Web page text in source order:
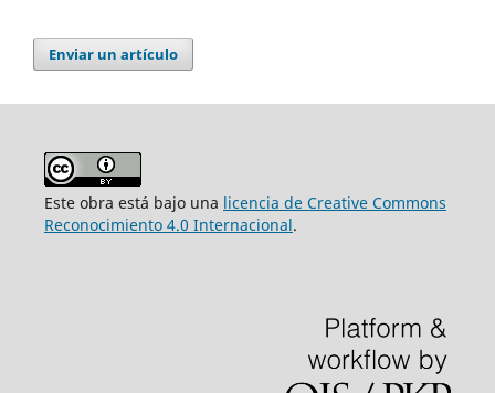
Enviar un artículo
Este obra está bajo una licencia de Creative Commons
Reconocimiento 4.0 Internacional.